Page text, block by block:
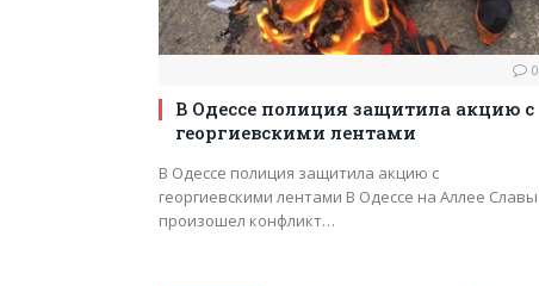
0
В Одессе полиция защитила акцию с
георгиевскими лентами
В Одессе полиция защитила акцию с
георгиевскими лентами В Одессе на Аллее Славы
произошел конфликт…